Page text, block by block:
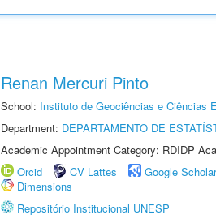
Renan Mercuri Pinto
School: Instituto de Geociências e Ciências
Department: DEPARTAMENTO DE
Academic Appointment Category: RDIDP
Orcid
CV Lattes Google Scholar
Dimensions
Repositório Institucional UNESP